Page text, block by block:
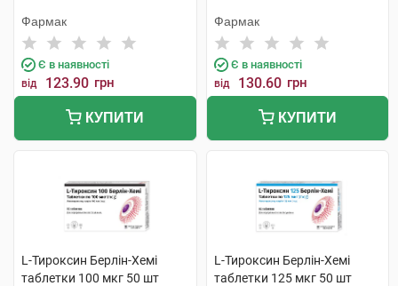
Фармак
Є в наявності
від 123.90 грн
КУПИТИ
Фармак
Є в наявності
від 130.60 грн
КУПИТИ
L-Тироксин Берлін-Хемі
таблетки 100 мкг 50 шт
L-Тироксин Берлін-Хемі
таблетки 125 мкг 50 шт